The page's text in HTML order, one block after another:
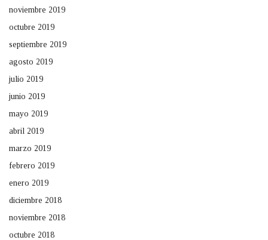
noviembre 2019
octubre 2019
septiembre 2019
agosto 2019
julio 2019
junio 2019
mayo 2019
abril 2019
marzo 2019
febrero 2019
enero 2019
diciembre 2018
noviembre 2018
octubre 2018